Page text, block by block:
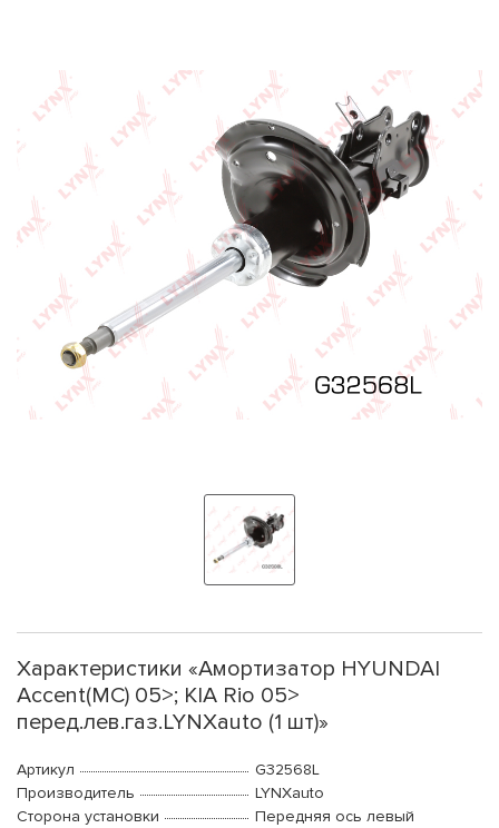
Характеристики «Амортизатор HYUNDAI
Accent(MC) 05>; KIA Rio 05>
перед.лев.газ.LYNXauto (1 шт)»
Артикул
G32568L
Производитель
LYNXauto
Сторона установки
Передняя ось левый